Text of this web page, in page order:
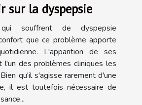
sur la dyspepsie
souffrent de dyspepsie
que ce problème apporte
L'apparition de ses
des problèmes cliniques les
qu'il s'agisse rarement d'une
il est toutefois nécessaire de